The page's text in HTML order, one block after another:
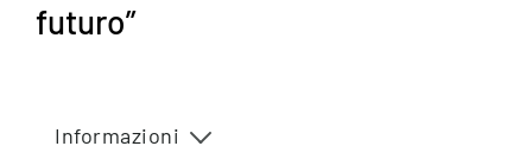
futuro”
Informazioni